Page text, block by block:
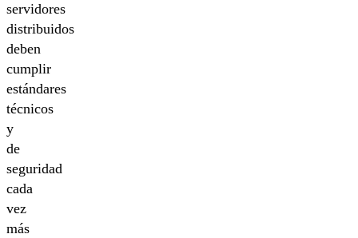
servidores
distribuidos
deben
cumplir
estándares
técnicos
y
de
seguridad
cada
vez
más